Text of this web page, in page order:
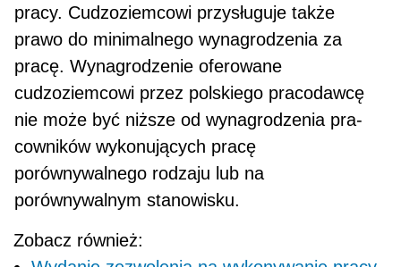
pracy. Cudzoziemcowi przysługuje także
prawo do mini­malnego wynagrodzenia za
pracę. Wynagrodzenie oferowane
cudzoziemcowi przez polskiego praco­dawcę
nie może być niższe od wynagrodzenia pra­
cowników wykonujących pracę
porównywalnego rodzaju lub na
porównywalnym stanowisku.
Zobacz również: